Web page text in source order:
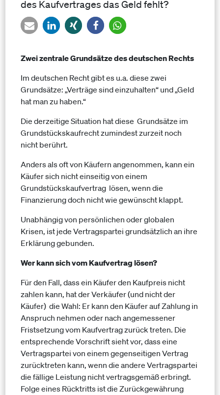
des Kaufvertrages das Geld fehlt?
Zwei zentrale Grundsätze des deutschen Rechts
Im deutschen Recht gibt es u.a. diese zwei
Grundsätze: „Verträge sind einzuhalten“ und „Geld
hat man zu haben.“
Die derzeitige Situation hat diese Grundsätze im
Grundstückskaufrecht zumindest zurzeit noch
nicht berührt.
Anders als oft von Käufern angenommen, kann ein
Käufer sich nicht einseitig von einem
Grundstückskaufvertrag lösen, wenn die
Finanzierung doch nicht wie gewünscht klappt.
Unabhängig von persönlichen oder globalen
Krisen, ist jede Vertragspartei grundsätzlich an ihre
Erklärung gebunden.
Wer kann sich vom Kaufvertrag lösen?
Für den Fall, dass ein Käufer den Kaufpreis nicht
zahlen kann, hat der Verkäufer (und nicht der
Käufer) die Wahl: Er kann den Käufer auf Zahlung in
Anspruch nehmen oder nach angemessener
Fristsetzung vom Kaufvertrag zurück treten. Die
entsprechende Vorschrift sieht vor, dass eine
Vertragspartei von einem gegenseitigen Vertrag
zurücktreten kann, wenn die andere Vertragspartei
die fällige Leistung nicht vertragsgemäß erbringt.
Folge eines Rücktritts ist die Zurückgewährung